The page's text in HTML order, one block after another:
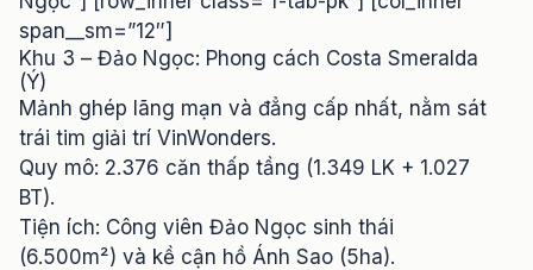
span__sm=”12″]
Khu 3 – Đảo Ngọc: Phong cách Costa Smeralda
(Ý)
Mảnh ghép lãng mạn và đẳng cấp nhất, nằm sát
trái tim giải trí VinWonders.
Quy mô: 2.376 căn thấp tầng (1.349 LK + 1.027
BT).
Tiện ích: Công viên Đảo Ngọc sinh thái
(6.500m²) và kề cận hồ Ánh Sao (5ha).